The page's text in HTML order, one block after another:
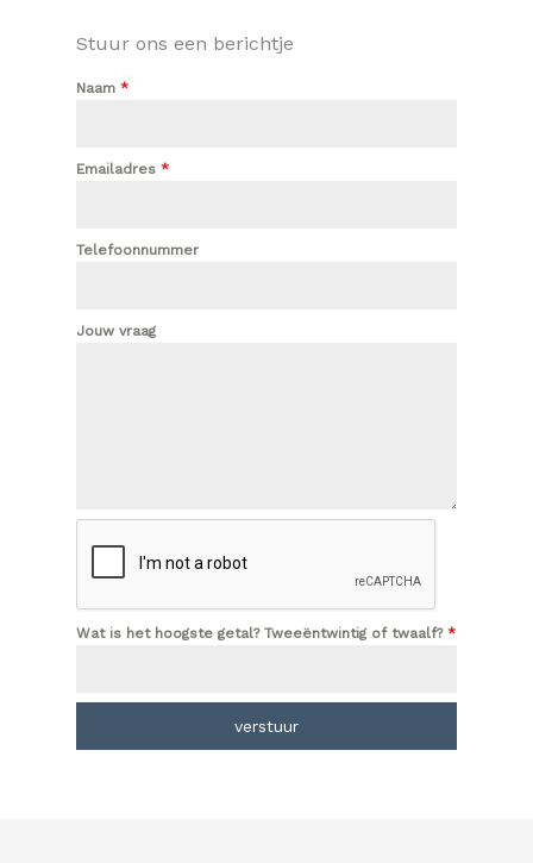
Stuur ons een berichtje
Naam *
Emailadres *
Telefoonnummer
Jouw vraag
Wat is het hoogste getal? Tweeëntwintig of twaalf? *
verstuur